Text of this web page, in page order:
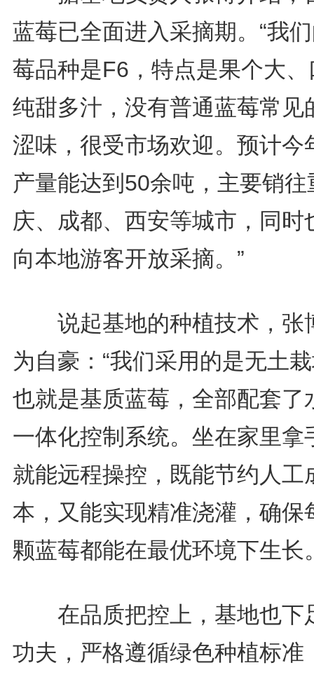
蓝莓已全面进入采摘期。“我
莓品种是F6，特点是果个大、
纯甜多汁，没有普通蓝莓常见
涩味，很受市场欢迎。预计今
产量能达到50余吨，主要销往
庆、成都、西安等城市，同时
向本地游客开放采摘。”
说起基地的种植技术，张
为自豪：“我们采用的是无土
也就是基质蓝莓，全部配套了
一体化控制系统。坐在家里拿
就能远程操控，既能节约人工
本，又能实现精准浇灌，确保
颗蓝莓都能在最优环境下生长
在品质把控上，基地也下
功夫，严格遵循绿色种植标准